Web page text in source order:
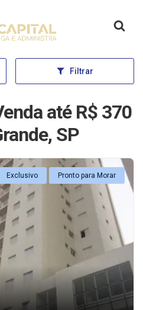
Filtrar
até R$ 370
SP
Exclusivo Pronto para Morar